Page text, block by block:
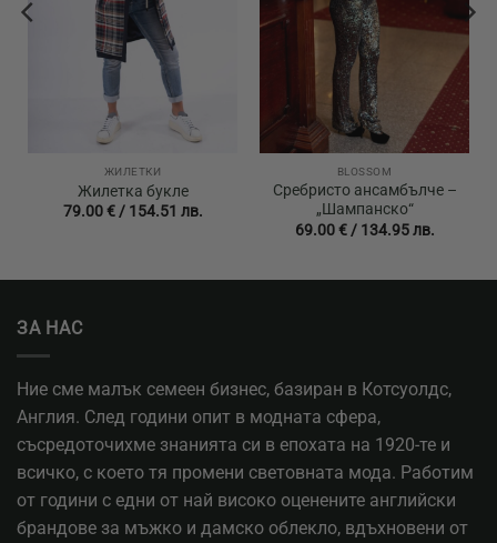
ЖИЛЕТКИ
Жилетка букле
79.00 € / 154.51 лв.
BLOSSOM
Сребристо ансамбълче –
„Шампанско“
69.00 € / 134.95 лв.
ЗА НАС
Ние сме малък семеен бизнес, базиран в Котсуолдс,
Англия. След години опит в модната сфера,
съсредоточихме знанията си в епохата на 1920-те и
всичко, с което тя промени световната мода. Работим
от години с едни от най високо оценените английски
брандове за мъжко и дамско облекло, вдъхновени от